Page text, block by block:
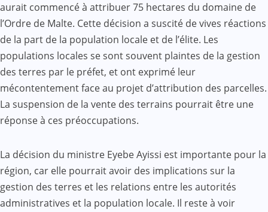
aurait commencé à attribuer 75 hectares du domaine de
l’Ordre de Malte. Cette décision a suscité de vives réactions
de la part de la population locale et de l’élite. Les
populations locales se sont souvent plaintes de la gestion
des terres par le préfet, et ont exprimé leur
mécontentement face au projet d’attribution des parcelles.
La suspension de la vente des terrains pourrait être une
réponse à ces préoccupations.
La décision du ministre Eyebe Ayissi est importante pour la
région, car elle pourrait avoir des implications sur la
gestion des terres et les relations entre les autorités
administratives et la population locale. Il reste à voir